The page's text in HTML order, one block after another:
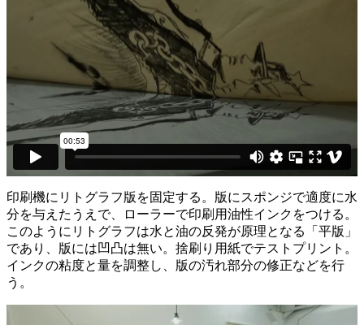
印刷機にリトグラフ版を固定する。版にスポンジで適度に水
分を与えたうえで、ローラーで印刷用油性インクをつける。
このようにリトグラフは水と油の反発が原理となる「平版」
であり、版には凹凸は無い。捨刷り用紙でテストプリント。
インクの粘度と量を調整し、版の汚れ部分の修正などを行
う。